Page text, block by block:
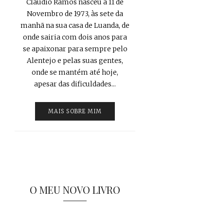
Cláudio Ramos nasceu a 11 de
Novembro de 1973, às sete da
manhã na sua casa de Luanda, de
onde sairia com dois anos para
se apaixonar para sempre pelo
Alentejo e pelas suas gentes,
onde se mantém até hoje,
apesar das dificuldades...
MAIS SOBRE MIM
O MEU NOVO LIVRO